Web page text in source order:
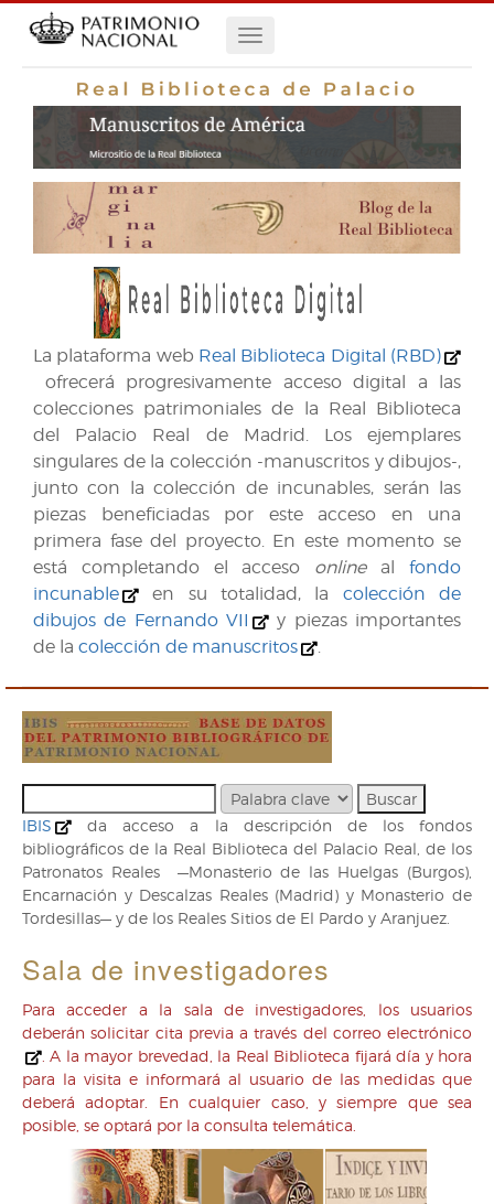
Navegación
principal
La plataforma web Real Biblioteca Digital (RBD)
ofrecerá progresivamente acceso digital a las
colecciones patrimoniales de la Real Biblioteca
del Palacio Real de Madrid. Los ejemplares
singulares de la colección -manuscritos y dibujos-,
junto con la colección de incunables, serán las
piezas beneficiadas por este acceso en una
primera fase del proyecto. En este momento se
está completando el acceso onlinealfondo
incunable
en su totalidad, la colección de
dibujos de Fernando VII
y piezas importantes
de la colección de manuscritos .
IBIS
da acceso a la descripción de los fondos
bibliográficos de la Real Biblioteca del Palacio Real, de los
Patronatos Reales —Monasterio de las Huelgas (Burgos),
Encarnación y Descalzas Reales (Madrid) y Monasterio de
Tordesillas— y de los Reales Sitios de El Pardo y Aranjuez.
Sala de investigadores
Para acceder a la sala de investigadores, los usuarios
deberán solicitar cita previa a través del correo electrónico
. A la mayor brevedad, la Real Biblioteca fijará día y hora
para la visita e informará al usuario de las medidas que
deberá adoptar. En cualquier caso, y siempre que sea
posible, se optará por la consulta telemática.